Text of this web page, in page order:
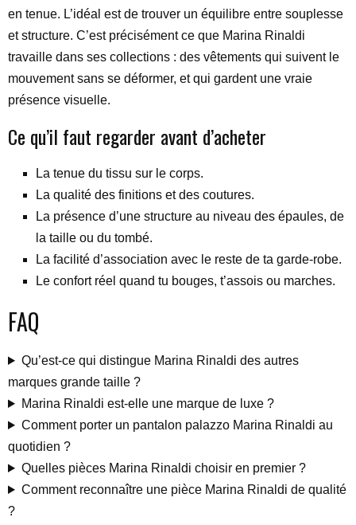
en tenue. L’idéal est de trouver un équilibre entre souplesse
et structure. C’est précisément ce que Marina Rinaldi
travaille dans ses collections : des vêtements qui suivent le
mouvement sans se déformer, et qui gardent une vraie
présence visuelle.
Ce qu’il faut regarder avant d’acheter
La tenue du tissu sur le corps.
La qualité des finitions et des coutures.
La présence d’une structure au niveau des épaules, de
la taille ou du tombé.
La facilité d’association avec le reste de ta garde-robe.
Le confort réel quand tu bouges, t’assois ou marches.
FAQ
Qu’est-ce qui distingue Marina Rinaldi des autres
marques grande taille ?
Marina Rinaldi est-elle une marque de luxe ?
Comment porter un pantalon palazzo Marina Rinaldi au
quotidien ?
Quelles pièces Marina Rinaldi choisir en premier ?
Comment reconnaître une pièce Marina Rinaldi de qualité
?